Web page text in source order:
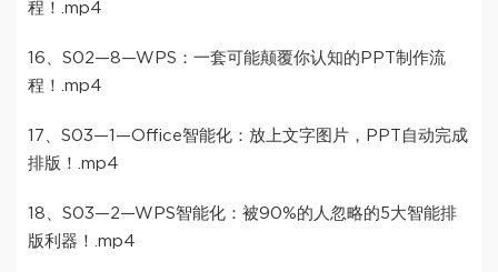
程！.mp4
16、S02—8—WPS：一套可能颠覆你认知的PPT制作流
程！.mp4
17、S03—1—Office智能化：放上文字图片，PPT自动完成
排版！.mp4
18、S03—2—WPS智能化：被90%的人忽略的5大智能排
版利器！.mp4